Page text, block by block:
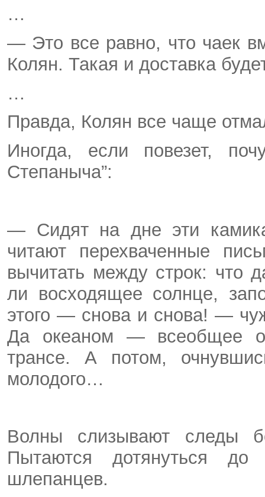
…
— Это все равно, что чаек
Колян. Такая и доставка
…
Правда, Колян все чаще
Иногда, если повезет,
Степаныча”:
— Сидят на дне эти
читают перехваченные
вычитать между строк: что
ли восходящее солнце,
этого — снова и снова! —
Да океаном — всеобщее
трансе. А потом,
молодого…
Волны слизывают следы
Пытаются дотянуться
шлепанцев.